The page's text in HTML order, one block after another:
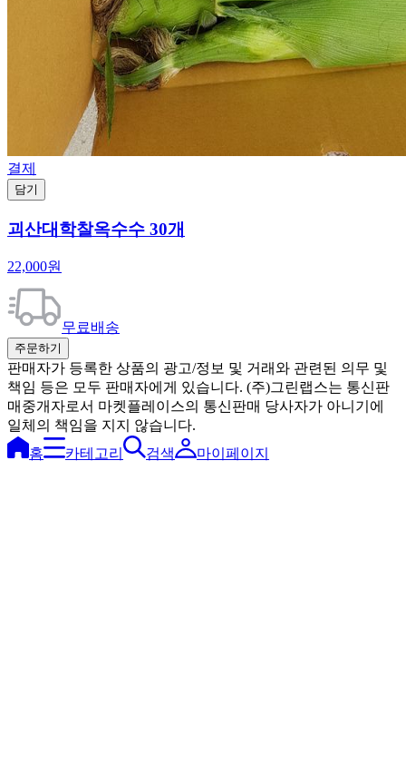
결제
담기
괴산대학찰옥수수 30개
22,000원
무료배송
주문하기
판매자가 등록한 상품의 광고/정보 및 거래와 관련된 의무 및
책임 등은 모두 판매자에게 있습니다. (주)그린랩스는 통신판
매중개자로서 마켓플레이스의 통신판매 당사자가 아니기에
일체의 책임을 지지 않습니다.
홈
카테고리 검색 마이페이지